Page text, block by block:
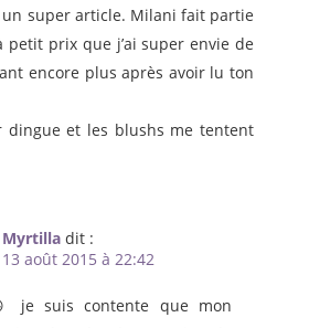
un super article. Milani fait partie
petit prix que j’ai super envie de
encore plus après avoir lu ton
dingue et les blushs me tentent
Myrtilla dit :
13 août 2015 à 22:42
je suis contente que mon